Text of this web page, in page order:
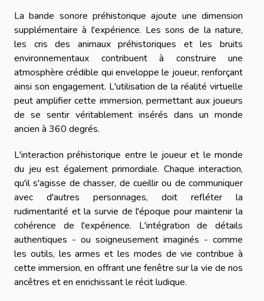
La bande sonore préhistorique ajoute une dimension
supplémentaire à l'expérience. Les sons de la nature,
les cris des animaux préhistoriques et les bruits
environnementaux contribuent à construire une
atmosphère crédible qui enveloppe le joueur, renforçant
ainsi son engagement. L'utilisation de la réalité virtuelle
peut amplifier cette immersion, permettant aux joueurs
de se sentir véritablement insérés dans un monde
ancien à 360 degrés.
L'interaction préhistorique entre le joueur et le monde
du jeu est également primordiale. Chaque interaction,
qu'il s'agisse de chasser, de cueillir ou de communiquer
avec d'autres personnages, doit refléter la
rudimentarité et la survie de l'époque pour maintenir la
cohérence de l'expérience. L'intégration de détails
authentiques - ou soigneusement imaginés - comme
les outils, les armes et les modes de vie contribue à
cette immersion, en offrant une fenêtre sur la vie de nos
ancêtres et en enrichissant le récit ludique.